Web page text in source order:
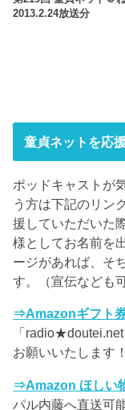
2013.2.24放送分
童貞ネットを応
ポッドキャストが
う方は下記のリン
援していただいた
様としてお名前を
ージがあれば、そ
す。（宣伝なども可
⇒Amazonギフト
「
お願いいたします！
⇒Amazon ほしい
パル内藤へ直送可